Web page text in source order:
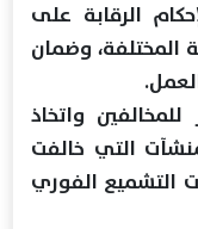
الرقابة على
المختلفة، وضمان
واتخاذ
التي خالفت
التشميع الفوري